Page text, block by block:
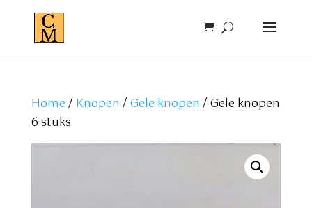
Home/Knopen /Gele knopen / Gele knopen
6 stuks